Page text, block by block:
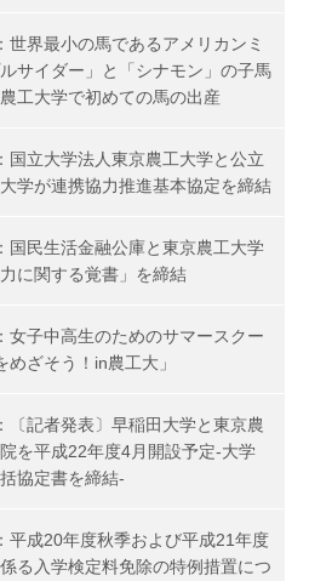
世界最小の馬であるアメリカンミ
サイダー」と「シナモン」の子馬
工大学で初めての馬の出産
国立大学法人東京農工大学と公立
学が連携協力推進基本協定を締結
国民生活金融公庫と東京農工大学
に関する覚書」を締結
女子中高生のためのサマースクー
ざそう！in農工大」
〔記者発表〕早稲田大学と東京農
を平成22年度4月開設予定-大学
協定書を締結-
平成20年度秋季および平成21年度
る入学検定料免除の特例措置につ